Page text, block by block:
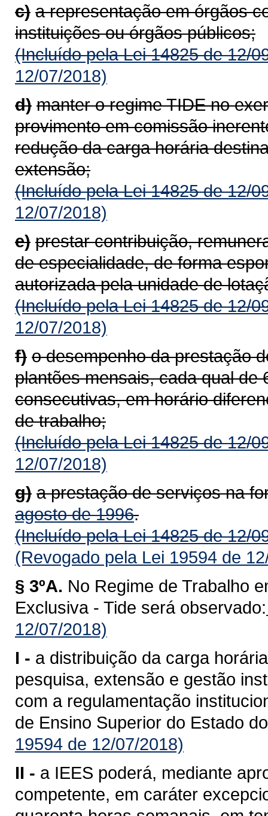
c) a representação em órgãos
instituições ou órgãos públicos;
(Incluído pela Lei 14825 de 12/
12/07/2018)
d) manter o regime TIDE no
provimento em comissão
redução da carga horária
extensão;
(Incluído pela Lei 14825 de 12/
12/07/2018)
e) prestar contribuição,
de especialidade, de forma
autorizada pela unidade de
(Incluído pela Lei 14825 de 12/
12/07/2018)
f) o desempenho da prestação
plantões mensais, cada qual de
consecutivas, em horário
de trabalho;
(Incluído pela Lei 14825 de 12/
12/07/2018)
g) a prestação de serviços na
agosto de 1996.
(Incluído pela Lei 14825 de 12/
(Revogado pela Lei 19594 de
§ 3ºA. No Regime de Trabalho
Exclusiva - Tide será observado:
12/07/2018)
I - a distribuição da carga
pesquisa, extensão e gestão
com a regulamentação
de Ensino Superior do Estado
19594 de 12/07/2018)
II - a IEES poderá, mediante
competente, em caráter